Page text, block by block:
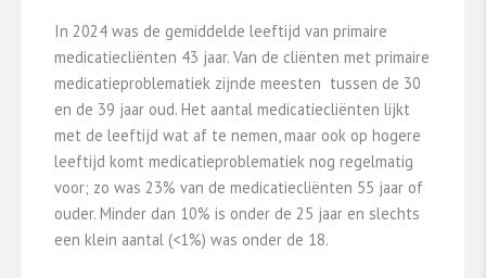
In 2024 was de gemiddelde leeftijd van primaire
medicatiecliënten 43 jaar. Van de cliënten met primaire
medicatieproblematiek zijnde meesten tussen de 30
en de 39 jaar oud. Het aantal medicatiecliënten lijkt
met de leeftijd wat af te nemen, maar ook op hogere
leeftijd komt medicatieproblematiek nog regelmatig
voor; zo was 23% van de medicatiecliënten 55 jaar of
ouder. Minder dan 10% is onder de 25 jaar en slechts
een klein aantal (<1%) was onder de 18.